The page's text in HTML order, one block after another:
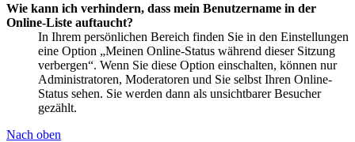
Wie kann ich verhindern, dass mein Benutzername in der
Online-Liste auftaucht?
In Ihrem persönlichen Bereich finden Sie in den Einstellungen
eine Option „Meinen Online-Status während dieser Sitzung
verbergen“. Wenn Sie diese Option einschalten, können nur
Administratoren, Moderatoren und Sie selbst Ihren Online-
Status sehen. Sie werden dann als unsichtbarer Besucher
gezählt.
Nach oben